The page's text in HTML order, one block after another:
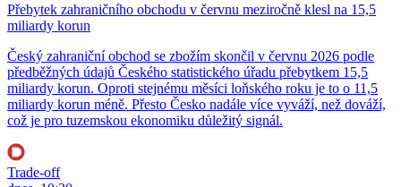
Přebytek zahraničního obchodu v červnu meziročně klesl na 15,5
miliardy korun
Český zahraniční obchod se zbožím skončil v červnu 2026 podle
předběžných údajů Českého statistického úřadu přebytkem 15,5
miliardy korun. Oproti stejnému měsíci loňského roku je to o 11,5
miliardy korun méně. Přesto Česko nadále více vyváží, než dováží,
což je pro tuzemskou ekonomiku důležitý signál.
Trade-off